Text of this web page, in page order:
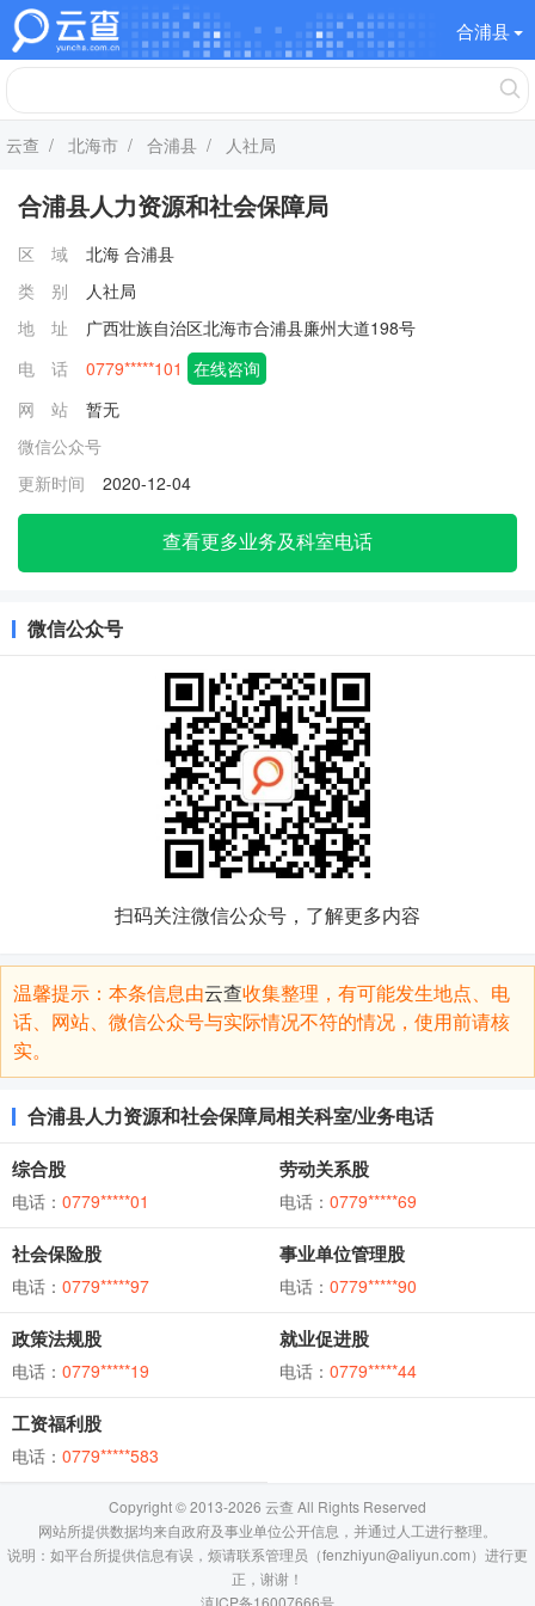
合浦县
云查 / 北海市 / 合浦县 / 人社局
合浦县人力资源和社会保障局
区 域 北海 合浦县
类 别
人社局
地 址
广西壮族自治区北海市合浦县廉州大道198号
电 话
0779*****101 在线咨询
网 站
暂无
微信公众号
更新时间
2020-12-04
查看更多业务及科室电话
微信公众号
扫码关注微信公众号，了解更多内容
温馨提示：本条信息由云查收集整理，有可能发生地点、电
话、网站、微信公众号与实际情况不符的情况，使用前请核
实。
合浦县人力资源和社会保障局相关科室/业务电话
综合股
电话： 0779*****01
劳动关系股
电话： 0779*****69
社会保险股
电话： 0779*****97
事业单位管理股
电话： 0779*****90
政策法规股
电话： 0779*****19
就业促进股
电话： 0779*****44
工资福利股
电话： 0779*****583
Copyright © 2013-2026 云查 All Rights Reserved
网站所提供数据均来自政府及事业单位公开信息，并通过人工进行整理。
说明：如平台所提供信息有误，烦请联系管理员（fenzhiyun@aliyun.com）进行更
正，谢谢！
滇ICP备16007666号